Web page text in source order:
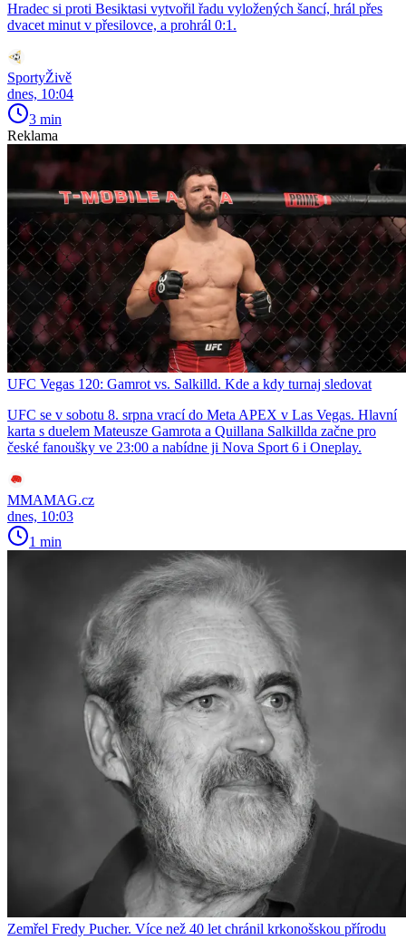
Hradec si proti Besiktasi vytvořil řadu vyložených šancí, hrál přes
dvacet minut v přesilovce, a prohrál 0:1.
SportyŽivě
dnes, 10:04
3 min
Reklama
UFC Vegas 120: Gamrot vs. Salkilld. Kde a kdy turnaj sledovat
UFC se v sobotu 8. srpna vrací do Meta APEX v Las Vegas. Hlavní
karta s duelem Mateusze Gamrota a Quillana Salkillda začne pro
české fanoušky ve 23:00 a nabídne ji Nova Sport 6 i Oneplay.
MMAMAG.cz
dnes, 10:03
1 min
Zemřel Fredy Pucher. Více než 40 let chránil krkonošskou přírodu